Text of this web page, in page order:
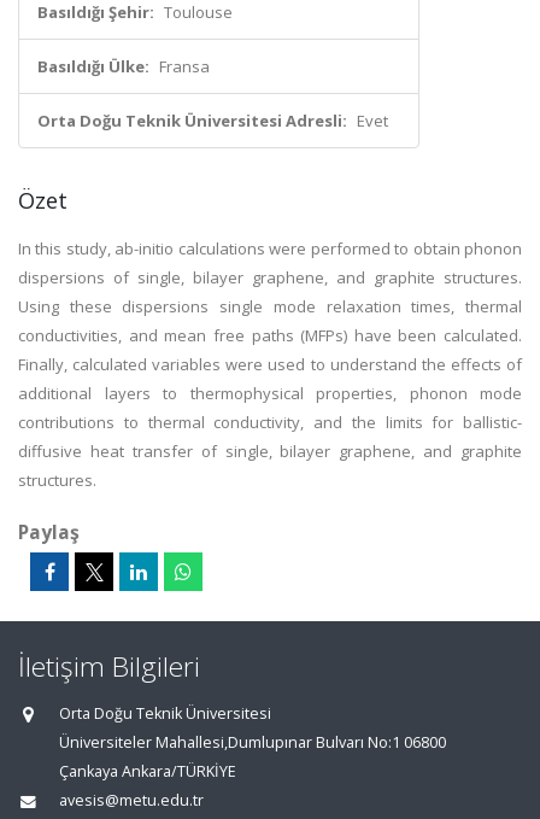
Basıldığı Şehir: Toulouse
Basıldığı Ülke: Fransa
Orta Doğu Teknik Üniversitesi Adresli: Evet
Özet
In this study, ab-initio calculations were performed to obtain phonon
dispersions of single, bilayer graphene, and graphite structures.
Using these dispersions single mode relaxation times, thermal
conductivities, and mean free paths (MFPs) have been calculated.
Finally, calculated variables were used to understand the effects of
additional layers to thermophysical properties, phonon mode
contributions to thermal conductivity, and the limits for ballistic-
diffusive heat transfer of single, bilayer graphene, and graphite
structures.
Paylaş
İletişim Bilgileri
Orta Doğu Teknik Üniversitesi
Üniversiteler Mahallesi,Dumlupınar Bulvarı No:1 06800
Çankaya Ankara/TÜRKİYE
avesis@metu.edu.tr